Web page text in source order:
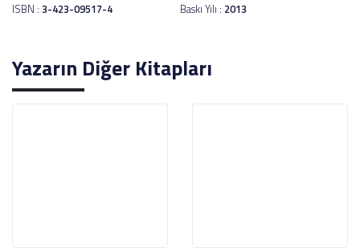
ISBN : 3-423-09517-4 Baskı Yılı : 2013
Yazarın Diğer Kitapları